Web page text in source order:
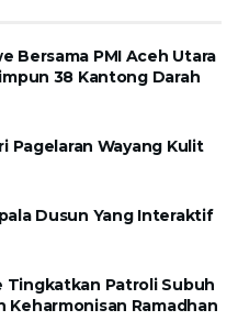
Bersama PMI Aceh Utara
38 Kantong Darah
Pagelaran Wayang Kulit
Dusun Yang Interaktif
Tingkatkan Patroli Subuh
Keharmonisan Ramadhan